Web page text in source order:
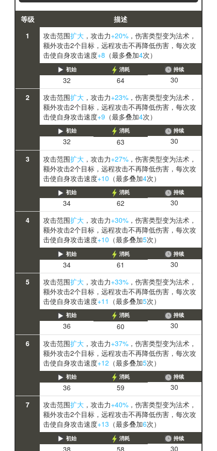
等级
描述
1
攻击范围扩大 ，攻击力+20% ，伤害类型变为法术，
额外攻击2个目标，远程攻击不再降低伤害，每次攻
击使自身攻击速度+8 （最多叠加4次）
初始
32
消耗
64
持续
30
2
攻击范围扩大 ，攻击力+23% ，伤害类型变为法术，
额外攻击2个目标，远程攻击不再降低伤害，每次攻
击使自身攻击速度+9 （最多叠加4次）
初始
32
消耗
63
持续
30
3
攻击范围扩大 ，攻击力+27% ，伤害类型变为法术，
额外攻击2个目标，远程攻击不再降低伤害，每次攻
击使自身攻击速度+10 （最多叠加4次）
初始
34
消耗
62
持续
30
4
攻击范围扩大 ，攻击力+30% ，伤害类型变为法术，
额外攻击2个目标，远程攻击不再降低伤害，每次攻
击使自身攻击速度+10 （最多叠加5次）
初始
34
消耗
61
持续
30
5
攻击范围扩大 ，攻击力+33% ，伤害类型变为法术，
额外攻击2个目标，远程攻击不再降低伤害，每次攻
击使自身攻击速度+11 （最多叠加5次）
初始
36
消耗
60
持续
30
6
攻击范围扩大 ，攻击力+37% ，伤害类型变为法术，
额外攻击2个目标，远程攻击不再降低伤害，每次攻
击使自身攻击速度+12 （最多叠加5次）
初始
36
消耗
59
持续
30
7
攻击范围扩大 ，攻击力+40% ，伤害类型变为法术，
额外攻击2个目标，远程攻击不再降低伤害，每次攻
击使自身攻击速度+13 （最多叠加6次）
初始
38
消耗 持续
30